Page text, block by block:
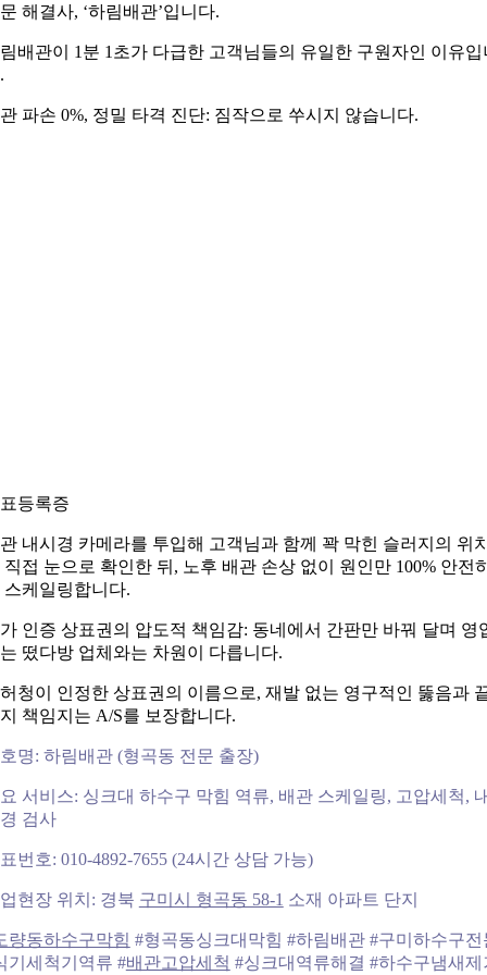
해결사, ‘하림배관’입니다.
배관이 1분 1초가 다급한 고객님들의 유일한 구원자인 이유입
파손 0%, 정밀 타격 진단: 짐작으로 쑤시지 않습니다.
등록증
내시경 카메라를 투입해 고객님과 함께 꽉 막힌 슬러지의 위
직접 눈으로 확인한 뒤, 노후 배관 손상 없이 원인만 100% 안전
스케일링합니다.
인증 상표권의 압도적 책임감: 동네에서 간판만 바꿔 달며 영
떴다방 업체와는 차원이 다릅니다.
청이 인정한 상표권의 이름으로, 재발 없는 영구적인 뚫음과
책임지는 A/S를 보장합니다.
명: 하림배관 (형곡동 전문 출장)
서비스: 싱크대 하수구 막힘 역류, 배관 스케일링, 고압세척,
검사
번호: 010-4892-7655 (24시간 상담 가능)
현장 위치: 경북 구미시 형곡동 58-1 소재 아파트 단지
량동하수구막힘 #형곡동싱크대막힘 #하림배관 #구미하수구전
기세척기역류 #배관고압세척 #싱크대역류해결 #하수구냄새제